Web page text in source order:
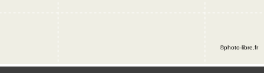
©photo-libre.fr